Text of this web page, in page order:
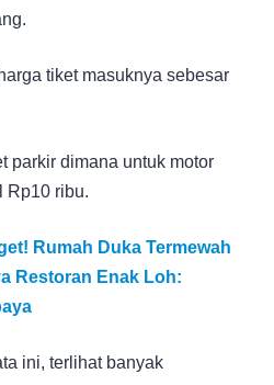
tiket masuknya sebesar
parkir dimana untuk motor
Rp10 ribu.
Rumah Duka Termewah
Restoran Enak Loh:
ini, terlihat banyak